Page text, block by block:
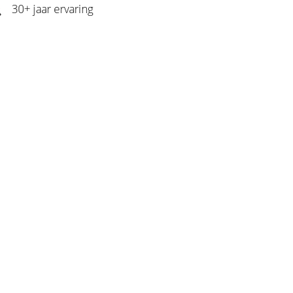
30+ jaar ervaring